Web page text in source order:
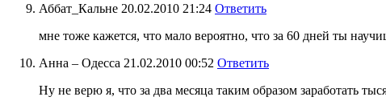
Аббат_Кальне 20.02.2010 21:24 Ответить
мне тоже кажется, что мало вероятно, что за 60 дней ты
Анна – Одесса 21.02.2010 00:52 Ответить
Ну не верю я, что за два месяца таким образом заработать